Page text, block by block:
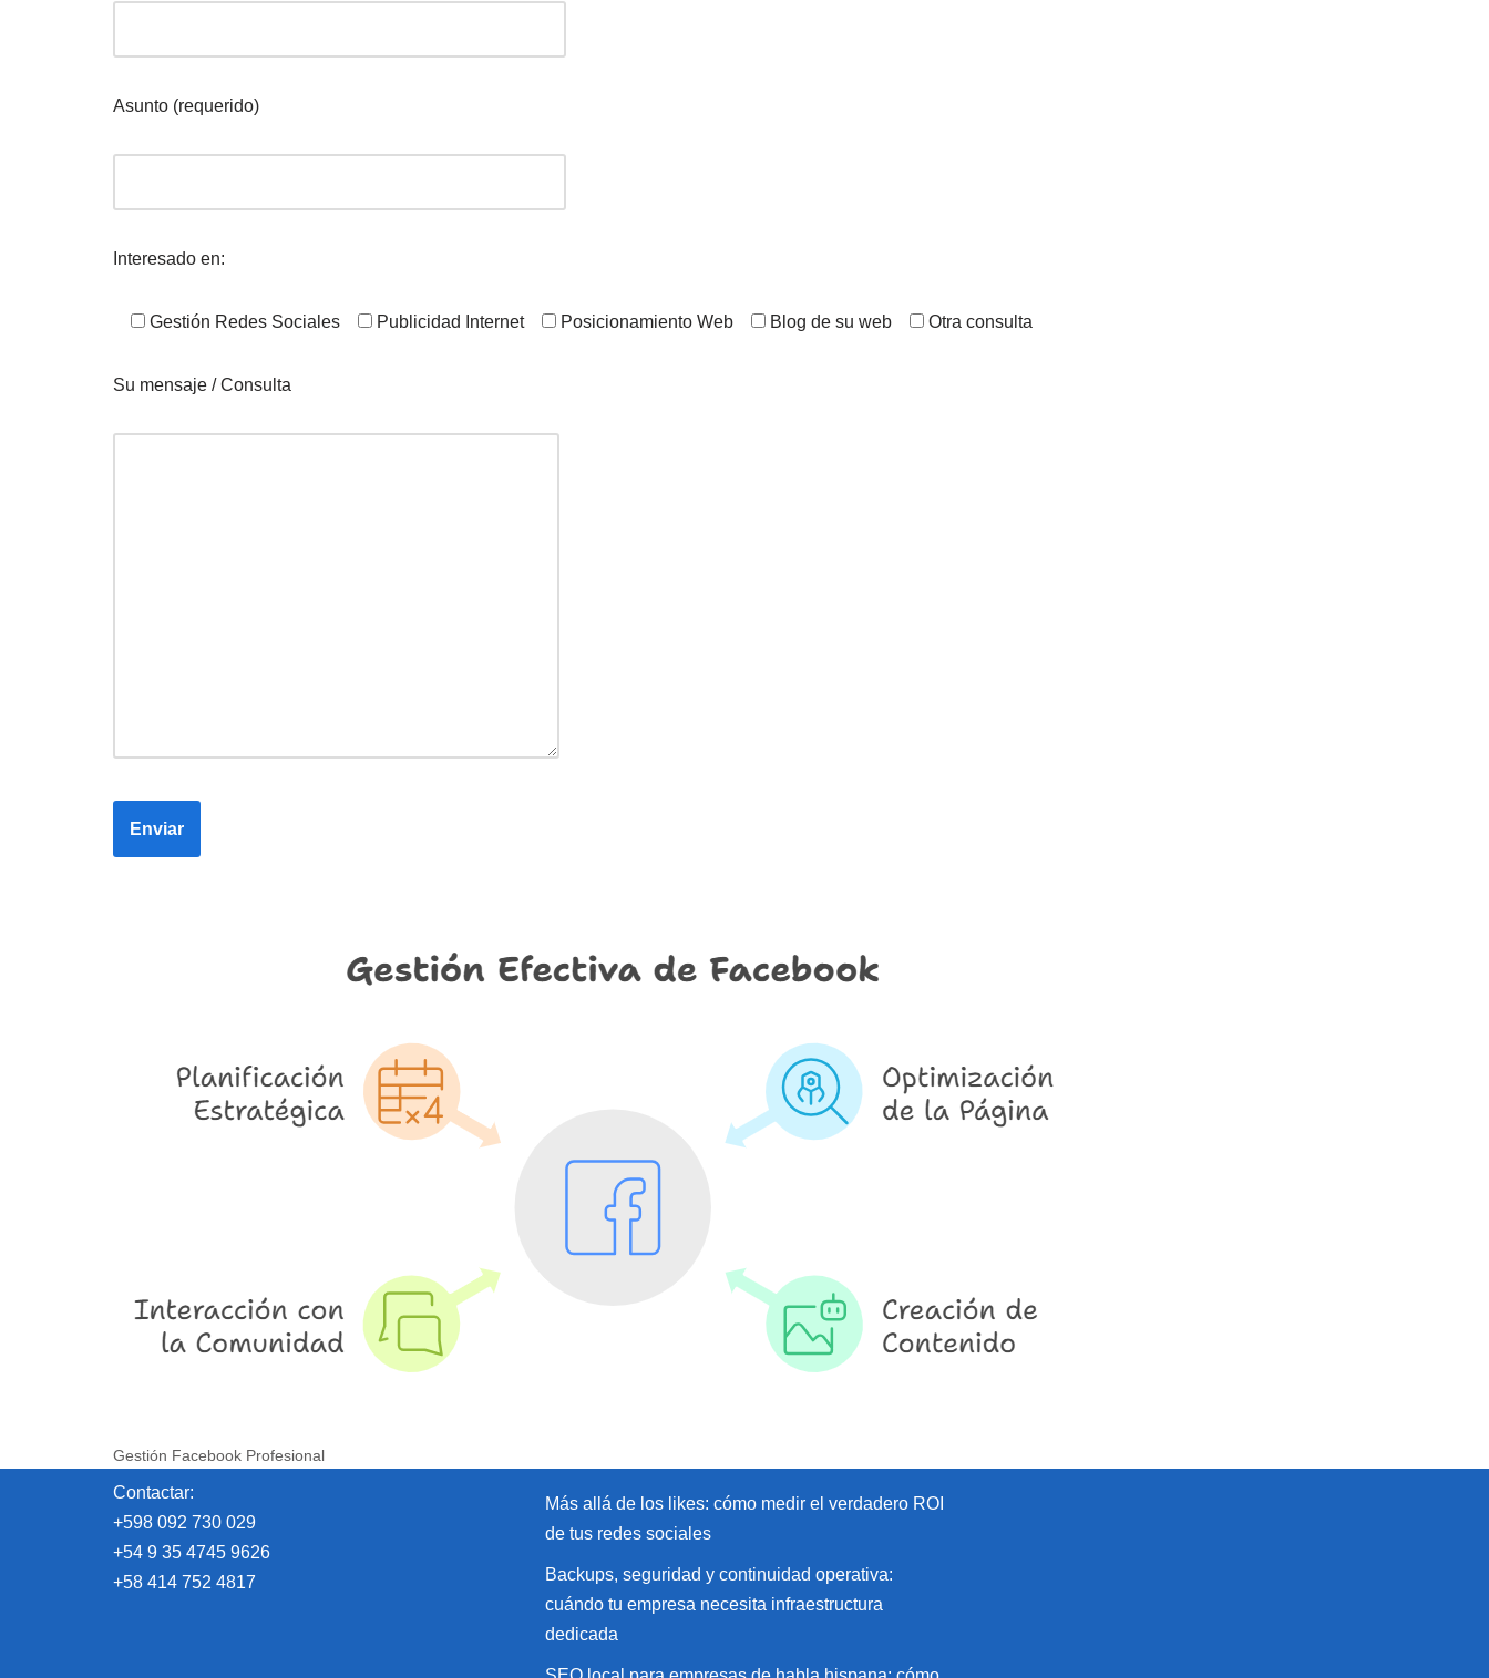
Asunto (requerido)
Interesado en:
Gestión Redes Sociales Publicidad Internet Posicionamiento Web Blog de su web Otra consulta
Su mensaje / Consulta
Gestión Facebook Profesional
Contactar:
+598 092 730 029
+54 9 35 4745 9626
+58 414 752 4817
Más allá de los likes: cómo medir el verdadero ROI
de tus redes sociales
Backups, seguridad y continuidad operativa:
cuándo tu empresa necesita infraestructura
dedicada